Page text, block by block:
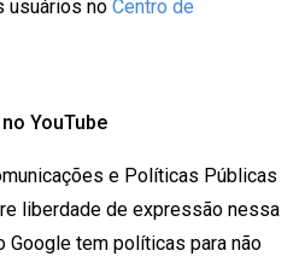
usuários no Centro de
YouTube
e Políticas Públicas
liberdade de expressão nessa
Google tem políticas para não